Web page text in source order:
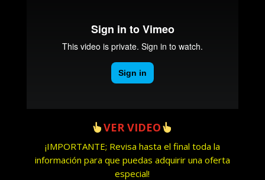
VER VIDEO
¡IMPORTANTE; Revisa hasta el final toda la
información para que puedas adquirir una oferta
especial!